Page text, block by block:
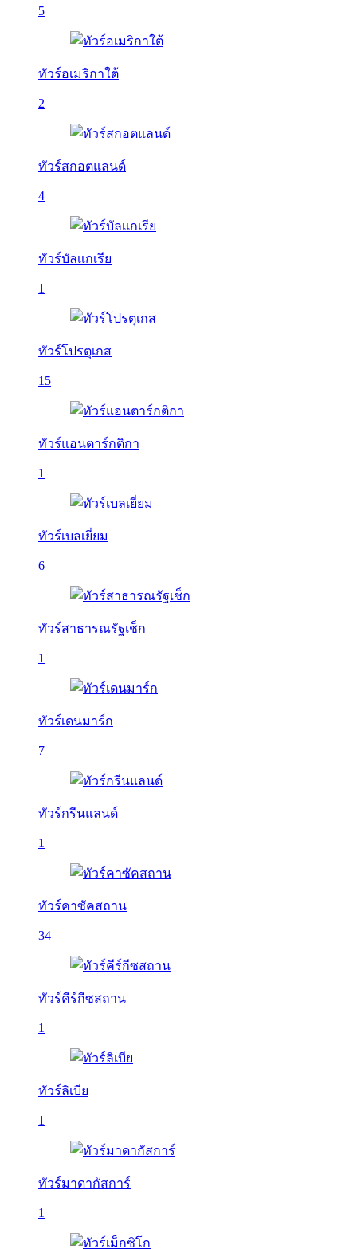
5
ทัวร์อเมริกาใต้
2
ทัวร์สกอตแลนด์
4
ทัวร์บัลเเกเรีย
1
ทัวร์โปรตุเกส
15
ทัวร์แอนตาร์กติกา
1
ทัวร์เบลเยี่ยม
6
ทัวร์สาธารณรัฐเช็ก
1
ทัวร์เดนมาร์ก
7
ทัวร์กรีนแลนด์
1
ทัวร์คาซัคสถาน
34
ทัวร์คีร์กีซสถาน
1
ทัวร์ลิเบีย
1
ทัวร์มาดากัสการ์
1